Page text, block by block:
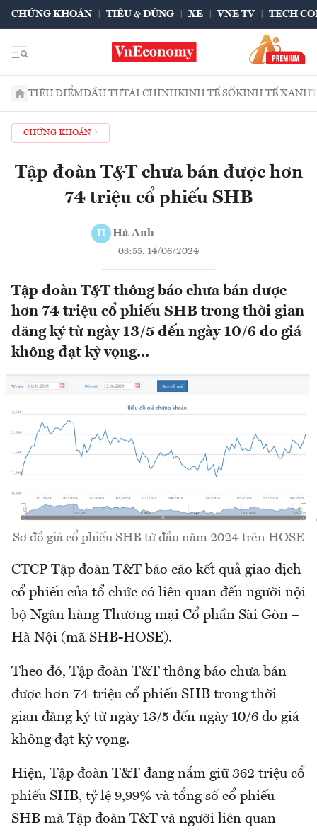
CHỨNG KHOÁN TIÊU & DÙNG XE VNE TV TECH
TIÊU ĐIỂMĐẦU TƯTÀI CHÍNHKINH TẾ SỐKINH TẾ XANH
CHỨNG KHOÁN
Tập đoàn T&T chưa bán được hơn
74 triệu cổ phiếu SHB
H Hà Anh
08:55, 14/06/2024
Tập đoàn T&T thông báo chưa bán được
hơn 74 triệu cổ phiếu SHB trong thời gian
đăng ký từ ngày 13/5 đến ngày 10/6 do giá
không đạt kỳ vọng...
Sơ đồ giá cổ phiếu SHB từ đầu năm 2024 trên HOSE
CTCP Tập đoàn T&T báo cáo kết quả giao dịch
cổ phiếu của tổ chức có liên quan đến người nội
bộ Ngân hàng Thương mại Cổ phần Sài Gòn –
Hà Nội (mã SHB-HOSE).
Theo đó, Tập đoàn T&T thông báo chưa bán
được hơn 74 triệu cổ phiếu SHB trong thời
gian đăng ký từ ngày 13/5 đến ngày 10/6 do giá
không đạt kỳ vọng.
Hiện, Tập đoàn T&T đang nắm giữ 362 triệu cổ
phiếu SHB, tỷ lệ 9,99% và tổng số cổ phiếu
SHB mà Tập đoàn T&T và người liên quan